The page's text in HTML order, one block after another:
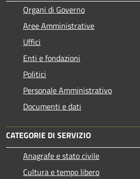
Organi di Governo
Aree Amministrative
Uffici
Enti e fondazioni
Politici
Personale Amministrativo
Documenti e dati
CATEGORIE DI SERVIZIO
Anagrafe e stato civile
Cultura e tempo libero